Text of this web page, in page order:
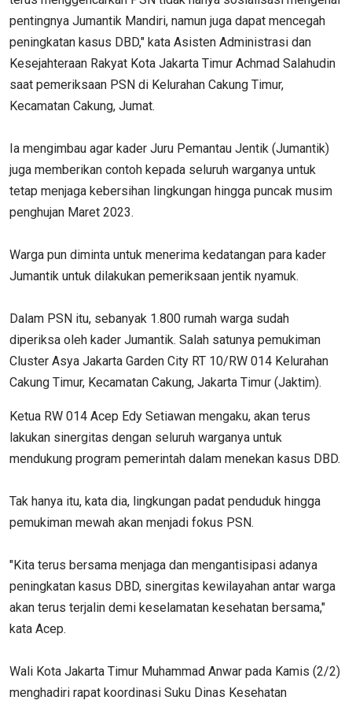
pentingnya Jumantik Mandiri, namun juga dapat mencegah
peningkatan kasus DBD," kata Asisten Administrasi dan
Kesejahteraan Rakyat Kota Jakarta Timur Achmad Salahudin
saat pemeriksaan PSN di Kelurahan Cakung Timur,
Kecamatan Cakung, Jumat.
Ia mengimbau agar kader Juru Pemantau Jentik (Jumantik)​​​​​​
juga memberikan contoh kepada seluruh warganya untuk
tetap menjaga kebersihan lingkungan hingga puncak musim
penghujan Maret 2023.
Warga pun diminta untuk menerima kedatangan para kader
Jumantik untuk dilakukan pemeriksaan jentik nyamuk.
Dalam PSN itu, sebanyak 1.800 rumah warga sudah
diperiksa oleh kader Jumantik. Salah satunya pemukiman
Cluster Asya Jakarta Garden City RT 10/RW 014 Kelurahan
Cakung Timur, Kecamatan Cakung, Jakarta Timur (Jaktim).
Ketua RW 014 Acep Edy Setiawan mengaku, akan terus
lakukan sinergitas dengan seluruh warganya untuk
mendukung program pemerintah dalam menekan kasus DBD.
Tak hanya itu, kata dia, lingkungan padat penduduk hingga
pemukiman mewah akan menjadi fokus PSN.
"Kita terus bersama menjaga dan mengantisipasi adanya
peningkatan kasus DBD, sinergitas kewilayahan antar warga
akan terus terjalin demi keselamatan kesehatan bersama,"
kata Acep.
Wali Kota Jakarta Timur Muhammad Anwar pada Kamis (2/2)
menghadiri rapat koordinasi Suku Dinas Kesehatan